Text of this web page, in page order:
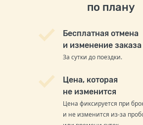
по плану
Бесплатная отмена
и изменение заказа
За сутки до поездки.
Цена, которая
не изменится
Цена фиксируется при
и не изменится из-за